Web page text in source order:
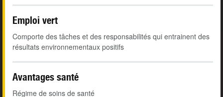
Emploi vert
Comporte des tâches et des responsabilités qui entrainent des
résultats environnementaux positifs
Avantages santé
Régime de soins de santé